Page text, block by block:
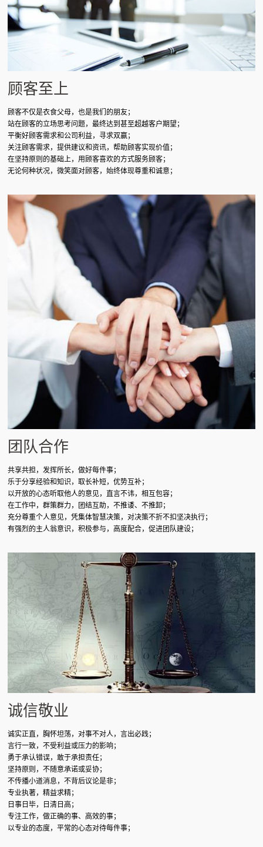
顾客至上
顾客不仅是衣食父母，也是我们的朋友；
站在顾客的立场思考问题，最终达到甚至超越客户期望；
平衡好顾客需求和公司利益，寻求双赢；
关注顾客需求，提供建议和资讯，帮助顾客实现价值；
在坚持原则的基础上，用顾客喜欢的方式服务顾客；
无论何种状况，微笑面对顾客，始终体现尊重和诚意；
团队合作
共享共担，发挥所长，做好每件事；
乐于分享经验和知识，取长补短，优势互补；
以开放的心态听取他人的意见，直言不讳，相互包容；
在工作中，群策群力，团结互助，不推诿、不推卸；
充分尊重个人意见，凭集体智慧决策，对决策不折不扣坚决执行；
有强烈的主人翁意识，积极参与，高度配合，促进团队建设；
诚信敬业
诚实正直，胸怀坦荡，对事不对人，言出必践；
言行一致，不受利益或压力的影响；
勇于承认错误，敢于承担责任；
坚持原则，不随意承诺或妥协；
不传播小道消息，不背后议论是非；
专业执著，精益求精；
日事日毕，日清日高；
专注工作，做正确的事、高效的事；
以专业的态度，平常的心态对待每件事；